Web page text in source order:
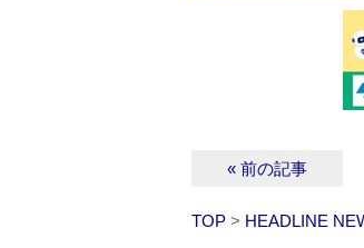
« 前の記事
TOP > HEADLINE